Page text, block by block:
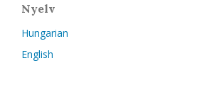
Nyelv
Hungarian
English